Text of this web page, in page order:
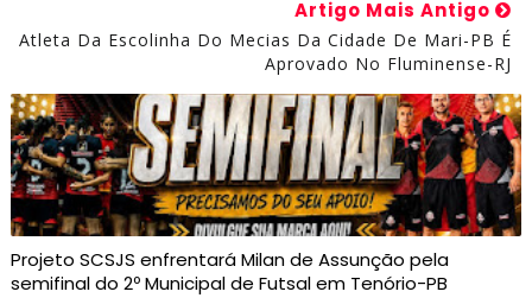
Artigo Mais Antigo
Atleta Da Escolinha Do Mecias Da Cidade De Mari-PB É
Aprovado No Fluminense-RJ
Projeto SCSJS enfrentará Milan de Assunção pela
semifinal do 2º Municipal de Futsal em Tenório-PB